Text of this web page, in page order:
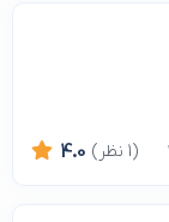
4.0 (1 نظر)